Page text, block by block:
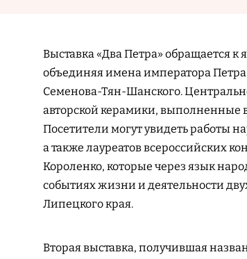
Выставка «Два Петра» обращается
объединяя имена императора
Семенова-Тян-Шанского.
авторской керамики, выполненные
Посетители могут увидеть работы
а также лауреатов всероссийских
Короленко, которые через язык
событиях жизни и деятельности
Липецкого края.
Вторая выставка, получившая